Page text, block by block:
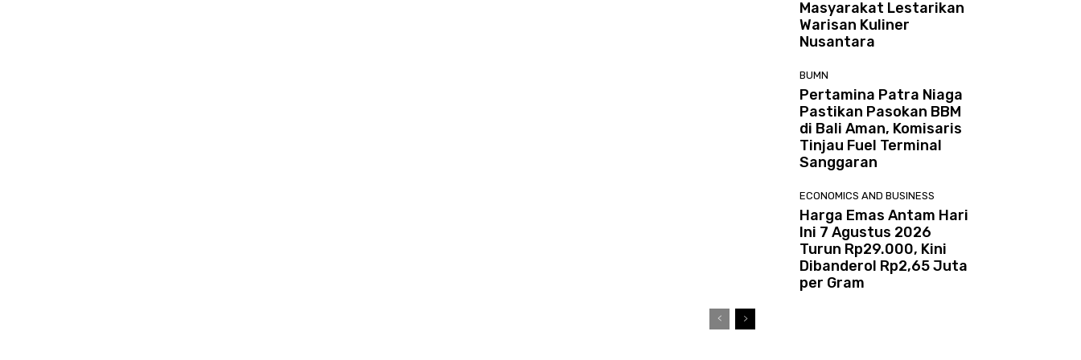
Masyarakat Lestarikan
Warisan Kuliner
Nusantara
BUMN
Pertamina Patra Niaga
Pastikan Pasokan BBM
di Bali Aman, Komisaris
Tinjau Fuel Terminal
Sanggaran
ECONOMICS AND BUSINESS
Harga Emas Antam Hari
Ini 7 Agustus 2026
Turun Rp29.000, Kini
Dibanderol Rp2,65 Juta
per Gram